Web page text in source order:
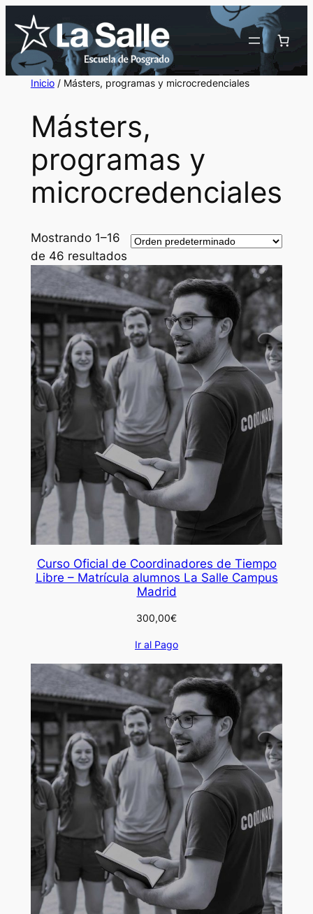
Inicio/ Másters, programas y microcredenciales
Másters,
programas y
microcredenciales
Mostrando 1–16
de 46 resultados
Curso Oficial de Coordinadores de Tiempo
Libre – Matrícula alumnos La Salle Campus
Madrid
300,00€
Ir al Pago